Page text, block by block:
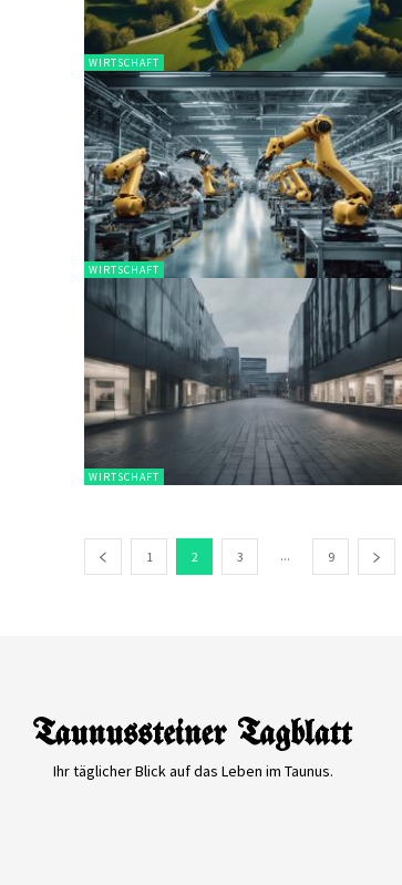
WIRTSCHAFT
WIRTSCHAFT
WIRTSCHAFT
1 2 3 ... 9
Ihr täglicher Blick auf das Leben im Taunus.